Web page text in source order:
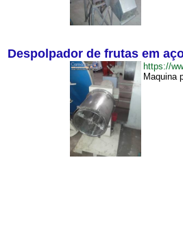
Despolpador de frutas em
https://
Maquina